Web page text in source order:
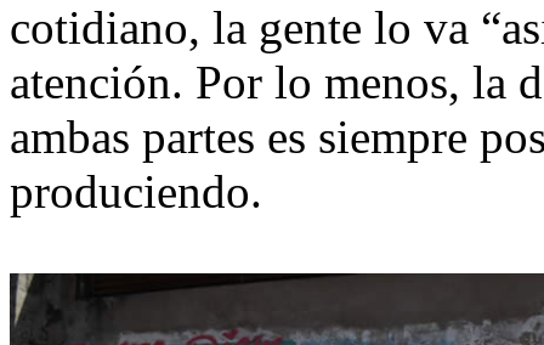
cotidiano, la gente lo va
atención. Por lo menos, la
ambas partes es siempre
produciendo.